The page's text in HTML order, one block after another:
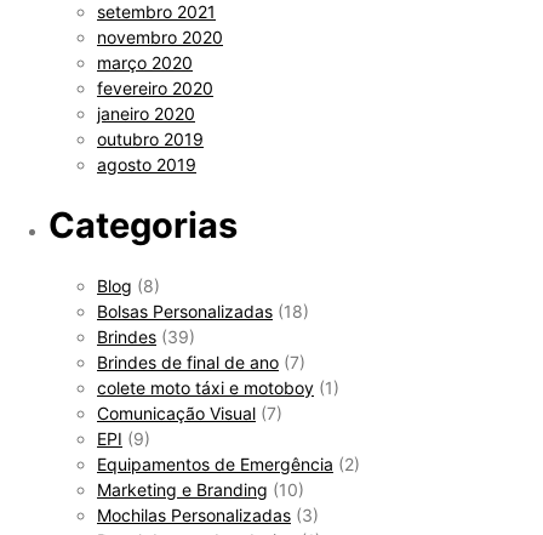
setembro 2021
novembro 2020
março 2020
fevereiro 2020
janeiro 2020
outubro 2019
agosto 2019
Categorias
Blog (8)
Bolsas Personalizadas (18)
Brindes (39)
Brindes de final de ano (7)
colete moto táxi e motoboy (1)
Comunicação Visual (7)
EPI (9)
Equipamentos de Emergência (2)
Marketing e Branding (10)
Mochilas Personalizadas (3)